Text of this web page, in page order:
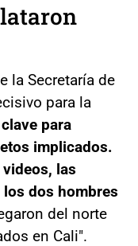
la Secretaría de
para la
para
implicados.
las
dos hombres
del norte
en Cali".